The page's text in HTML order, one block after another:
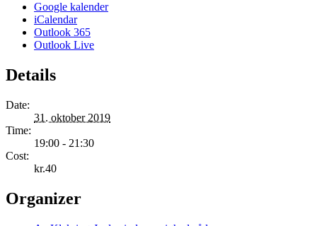
Google kalender
iCalendar
Outlook 365
Outlook Live
Details
Date:
31. oktober 2019
Time:
19:00 - 21:30
Cost:
kr.40
Organizer